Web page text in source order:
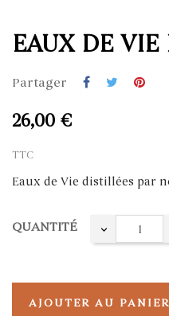
EAUX DE VIE
Partager
26,00 €
TTC
Eaux de Vie distillées par
QUANTITÉ
AJOUTER AU PANIER